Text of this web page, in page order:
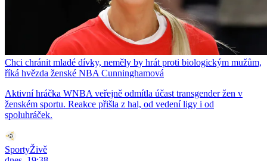
Chci chránit mladé dívky, neměly by hrát proti biologickým mužům,
říká hvězda ženské NBA Cunninghamová
Aktivní hráčka WNBA veřejně odmítla účast transgender žen v
ženském sportu. Reakce přišla z hal, od vedení ligy i od
spoluhráček.
SportyŽivě